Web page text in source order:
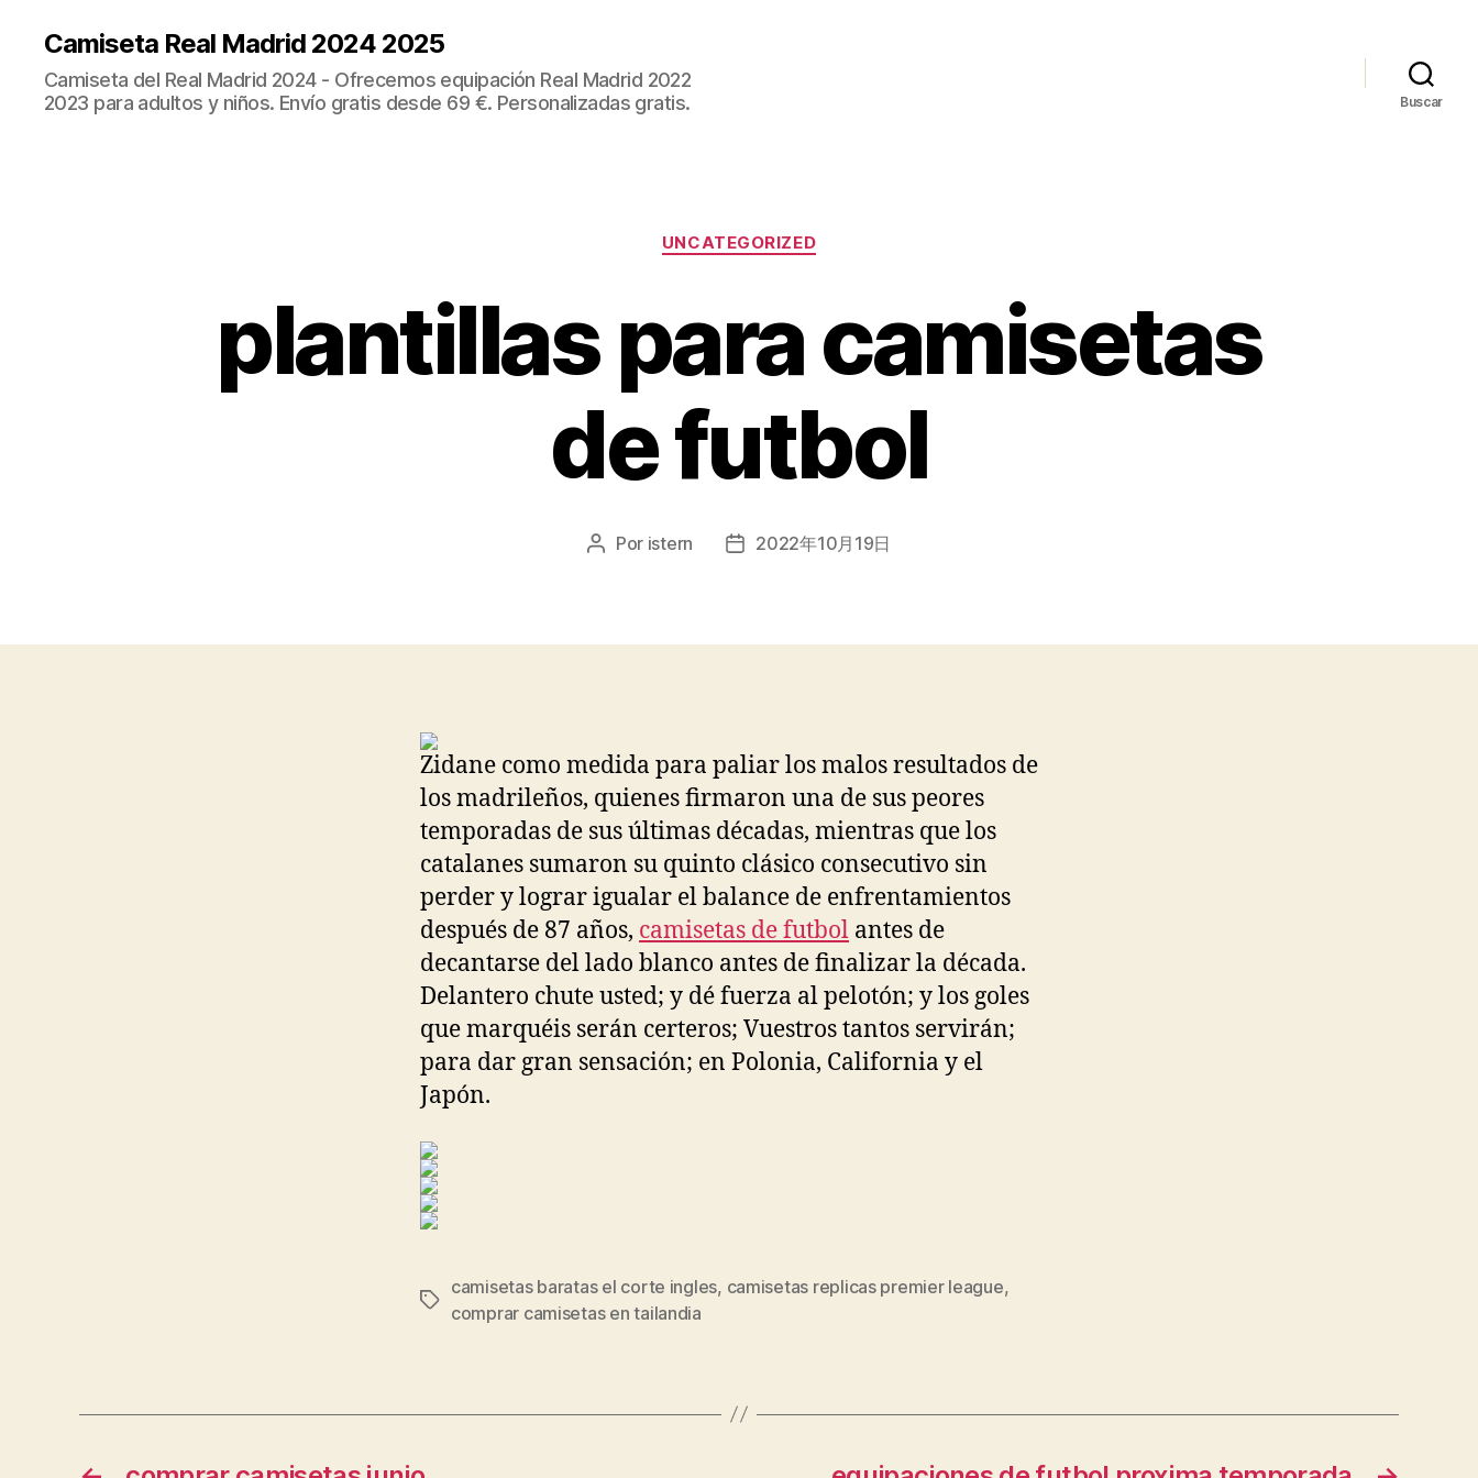
Camiseta Real Madrid 2024 2025
Camiseta del Real Madrid 2024 - Ofrecemos equipación Real Madrid 2022
2023 para adultos y niños. Envío gratis desde 69 €. Personalizadas gratis.
Buscar
Categorías
UNCATEGORIZED
plantillas para camisetas
de futbol
Autor
Por istern
Fecha2022年10月19日
Zidane como medida para paliar los malos resultados de
los madrileños, quienes firmaron una de sus peores
temporadas de sus últimas décadas, mientras que los
catalanes sumaron su quinto clásico consecutivo sin
perder y lograr igualar el balance de enfrentamientos
después de 87 años, camisetas de futbol antes de
decantarse del lado blanco antes de finalizar la década.
Delantero chute usted; y dé fuerza al pelotón; y los goles
que marquéis serán certeros; Vuestros tantos servirán;
para dar gran sensación; en Polonia, California y el
Japón.
Etiquetas
camisetas baratas el corte ingles, camisetas replicas premier league,
comprar camisetas en tailandia